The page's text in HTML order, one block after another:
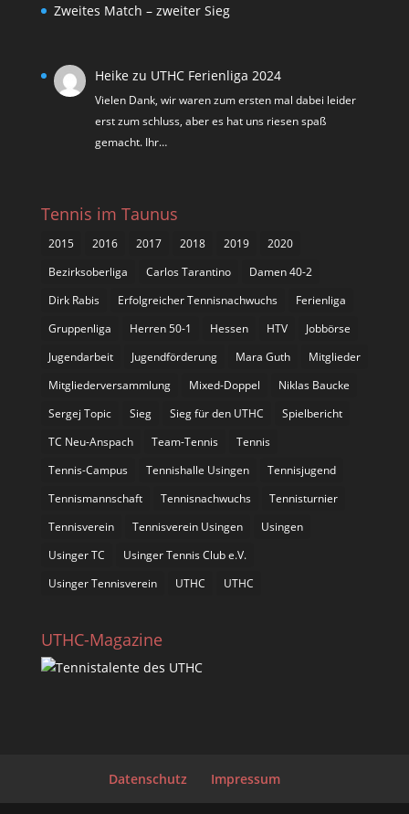
Zweites Match – zweiter Sieg
Heike zu UTHC Ferienliga 2024
Vielen Dank, wir waren zum ersten mal dabei leider
erst zum schluss, aber es hat uns riesen spaß
gemacht. Ihr…
Tennis im Taunus
2015 2016 2017 2018 2019
2020
Bezirksoberliga
Carlos Tarantino
Damen 40-2
Dirk Rabis
Erfolgreicher Tennisnachwuchs
Ferienliga
Gruppenliga
Herren 50-1 Hessen HTV
Jobbörse
Jugendarbeit
Jugendförderung Mara Guth
Mitglieder
Mitgliederversammlung
Mixed-Doppel
Niklas Baucke
Sergej Topic
Sieg Sieg für den UTHC
Spielbericht
TC Neu-Anspach
Team-Tennis
Tennis
Tennis-Campus
Tennishalle Usingen
Tennisjugend
Tennismannschaft
Tennisnachwuchs
Tennisturnier
Tennisverein
Tennisverein Usingen
Usingen
Usinger TC
Usinger Tennis Club e.V.
Usinger Tennisverein
UTHC UTHC
UTHC-Magazine
Datenschutz Impressum